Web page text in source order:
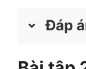
Đáp